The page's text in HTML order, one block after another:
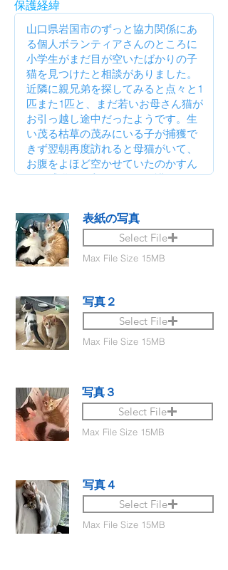
保護経緯
表紙の写真
Select File
Max File Size 15MB
写真２
Select File
Max File Size 15MB
写真３
Select File
Max File Size 15MB
写真４
Select File
Max File Size 15MB